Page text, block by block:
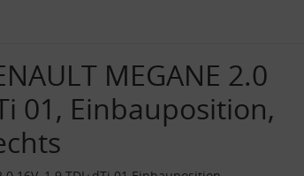
MEGANE 2.0
01, Einbauposition,